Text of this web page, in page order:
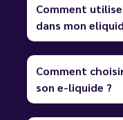
Comment
dans mon
Comment
son e-liquide ?